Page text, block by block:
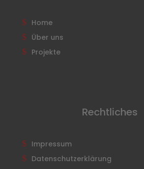
Home
Über uns
Projekte
Rechtliches
Impressum
Datenschutzerklärung